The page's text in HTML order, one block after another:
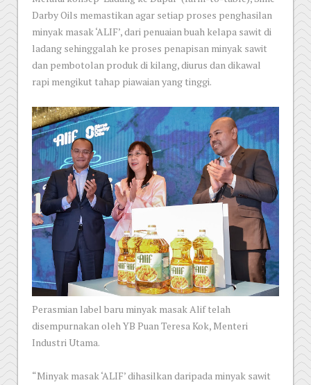
Darby Oils memastikan agar setiap proses penghasilan
minyak masak ‘ALIF’, dari penuaian buah kelapa sawit di
ladang sehinggalah ke proses penapisan minyak sawit
dan pembotolan produk di kilang, diurus dan dikawal
rapi mengikut tahap piawaian yang tinggi.
Perasmian label baru minyak masak Alif telah
disempurnakan oleh YB Puan Teresa Kok, Menteri
Industri Utama.
“Minyak masak ‘ALIF’ dihasilkan daripada minyak sawit